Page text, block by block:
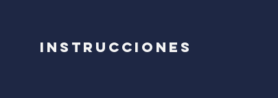
Instrucciones